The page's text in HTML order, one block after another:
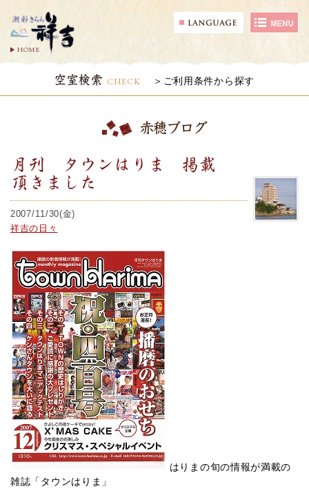
HOME
空室検索 CHECK ご利用条件から探す
赤穂ブログ
月刊 タウンはりま 掲載
頂きました
2007/11/30(金)
祥吉の日々
はりまの旬の情報が満載の
雑誌「タウンはりま」